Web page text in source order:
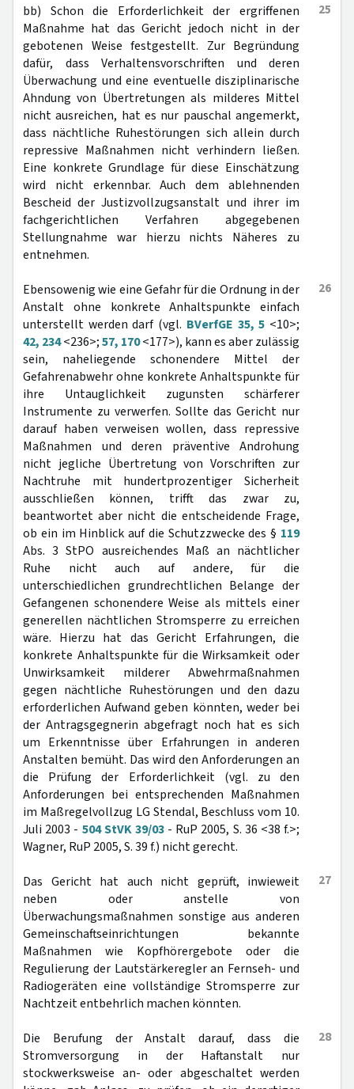
25
bb) Schon die Erforderlichkeit der ergriffenen
Maßnahme hat das Gericht jedoch nicht in der
gebotenen Weise festgestellt. Zur Begründung
dafür, dass Verhaltensvorschriften und deren
Überwachung und eine eventuelle disziplinarische
Ahndung von Übertretungen als milderes Mittel
nicht ausreichen, hat es nur pauschal angemerkt,
dass nächtliche Ruhestörungen sich allein durch
repressive Maßnahmen nicht verhindern ließen.
Eine konkrete Grundlage für diese Einschätzung
wird nicht erkennbar. Auch dem ablehnenden
Bescheid der Justizvollzugsanstalt und ihrer im
fachgerichtlichen Verfahren abgegebenen
Stellungnahme war hierzu nichts Näheres zu
entnehmen.
26
Ebensowenig wie eine Gefahr für die Ordnung in der
Anstalt ohne konkrete Anhaltspunkte einfach
unterstellt werden darf (vgl. BVerfGE 35, 5 <10>;
42, 234<236>;57, 170<177>), kann es aber zulässig
sein, naheliegende schonendere Mittel der
Gefahrenabwehr ohne konkrete Anhaltspunkte für
ihre Untauglichkeit zugunsten schärferer
Instrumente zu verwerfen. Sollte das Gericht nur
darauf haben verweisen wollen, dass repressive
Maßnahmen und deren präventive Androhung
nicht jegliche Übertretung von Vorschriften zur
Nachtruhe mit hundertprozentiger Sicherheit
ausschließen können, trifft das zwar zu,
beantwortet aber nicht die entscheidende Frage,
ob ein im Hinblick auf die Schutzzwecke des § 119
Abs. 3 StPO ausreichendes Maß an nächtlicher
Ruhe nicht auch auf andere, für die
unterschiedlichen grundrechtlichen Belange der
Gefangenen schonendere Weise als mittels einer
generellen nächtlichen Stromsperre zu erreichen
wäre. Hierzu hat das Gericht Erfahrungen, die
konkrete Anhaltspunkte für die Wirksamkeit oder
Unwirksamkeit milderer Abwehrmaßnahmen
gegen nächtliche Ruhestörungen und den dazu
erforderlichen Aufwand geben könnten, weder bei
der Antragsgegnerin abgefragt noch hat es sich
um Erkenntnisse über Erfahrungen in anderen
Anstalten bemüht. Das wird den Anforderungen an
die Prüfung der Erforderlichkeit (vgl. zu den
Anforderungen bei entsprechenden Maßnahmen
im Maßregelvollzug LG Stendal, Beschluss vom 10.
Juli 2003 - 504 StVK 39/03- RuP 2005, S. 36 <38 f.>;
Wagner, RuP 2005, S. 39 f.) nicht gerecht.
27
Das Gericht hat auch nicht geprüft, inwieweit
neben oder anstelle von
Überwachungsmaßnahmen sonstige aus anderen
Gemeinschaftseinrichtungen bekannte
Maßnahmen wie Kopfhörergebote oder die
Regulierung der Lautstärkeregler an Fernseh- und
Radiogeräten eine vollständige Stromsperre zur
Nachtzeit entbehrlich machen könnten.
28
Die Berufung der Anstalt darauf, dass die
Stromversorgung in der Haftanstalt nur
stockwerksweise an- oder abgeschaltet werden